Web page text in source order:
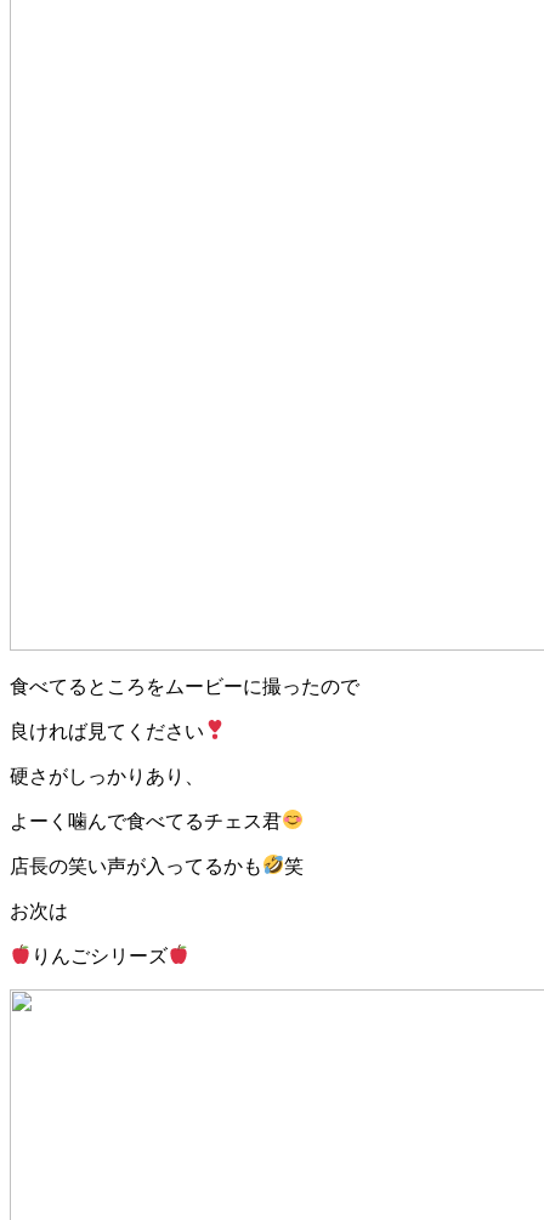
食べてるところをムービーに撮ったので
良ければ見てください
硬さがしっかりあり、
よーく噛んで食べてるチェス君
店長の笑い声が入ってるかも 笑
お次は
りんごシリーズ